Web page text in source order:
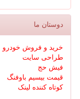
دوستان ما
خرید و فروش خودرو
طراحی سایت
فیش حج
قیمت بیسیم باوفنگ
کوتاه کننده لینک